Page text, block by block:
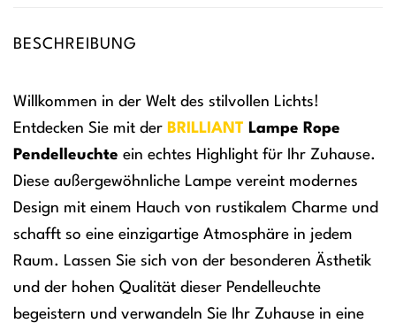
BESCHREIBUNG
Willkommen in der Welt des stilvollen Lichts!
Entdecken Sie mit der BRILLIANT Lampe Rope
Pendelleuchte ein echtes Highlight für Ihr Zuhause.
Diese außergewöhnliche Lampe vereint modernes
Design mit einem Hauch von rustikalem Charme und
schafft so eine einzigartige Atmosphäre in jedem
Raum. Lassen Sie sich von der besonderen Ästhetik
und der hohen Qualität dieser Pendelleuchte
begeistern und verwandeln Sie Ihr Zuhause in eine